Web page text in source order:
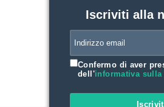
Iscriviti alla
Confermo di aver
dell'informativa sulla